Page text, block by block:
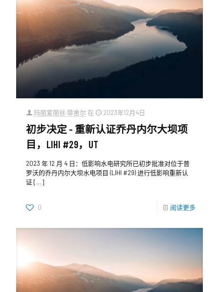
玛丽爱丽丝·菲舍尔 在 2023年12月4日
初步决定 - 重新认证乔丹内尔大坝项
目，LIHI #29，UT
2023 年 12 月 4 日：低影响水电研究所已初步批准对位于普
罗沃的乔丹内尔大坝水电项目 (LIHI #29) 进行低影响重新认
证[…]
0 阅读更多